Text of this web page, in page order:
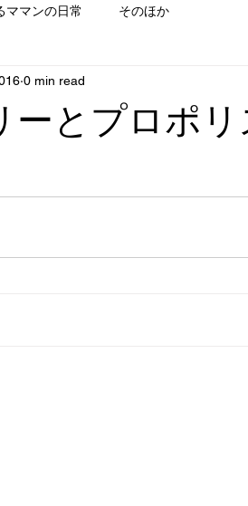
ママンの日常 そのほか
ーとプロポ
0 min read